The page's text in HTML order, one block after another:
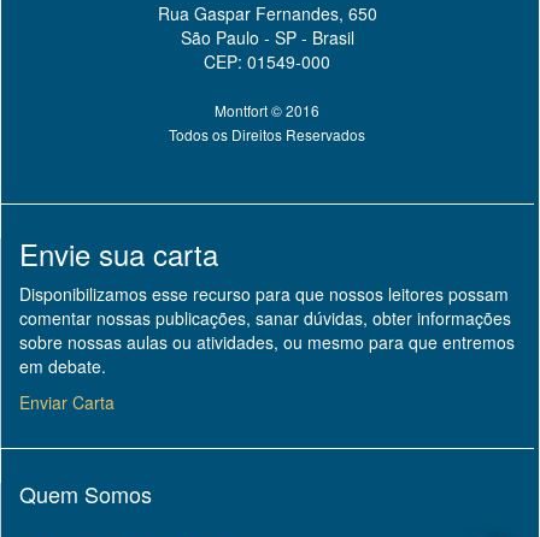
Rua Gaspar Fernandes, 650
São Paulo - SP - Brasil
CEP: 01549-000
Montfort © 2016
Todos os Direitos Reservados
Envie sua carta
Disponibilizamos esse recurso para que nossos leitores possam
comentar nossas publicações, sanar dúvidas, obter informações
sobre nossas aulas ou atividades, ou mesmo para que entremos
em debate.
Enviar Carta
Quem Somos